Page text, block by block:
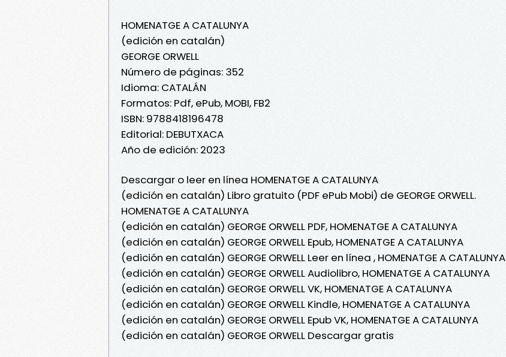
HOMENATGE A CATALUNYA
(edición en catalán)
GEORGE ORWELL
Número de páginas: 352
Idioma: CATALÁN
Formatos: Pdf, ePub, MOBI, FB2
ISBN: 9788418196478
Editorial: DEBUTXACA
Año de edición: 2023
Descargar o leer en línea HOMENATGE A CATALUNYA
(edición en catalán) Libro gratuito (PDF ePub Mobi) de GEORGE ORWELL.
HOMENATGE A CATALUNYA
(edición en catalán) GEORGE ORWELL PDF, HOMENATGE A CATALUNYA
(edición en catalán) GEORGE ORWELL Epub, HOMENATGE A CATALUNYA
(edición en catalán) GEORGE ORWELL Leer en línea , HOMENATGE A CATALUNYA
(edición en catalán) GEORGE ORWELL Audiolibro, HOMENATGE A CATALUNYA
(edición en catalán) GEORGE ORWELL VK, HOMENATGE A CATALUNYA
(edición en catalán) GEORGE ORWELL Kindle, HOMENATGE A CATALUNYA
(edición en catalán) GEORGE ORWELL Epub VK, HOMENATGE A CATALUNYA
(edición en catalán) GEORGE ORWELL Descargar gratis